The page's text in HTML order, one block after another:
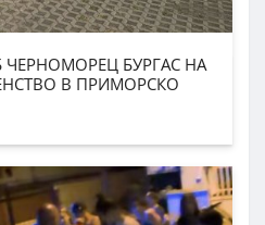
ЧЕРНОМОРЕЦ БУРГАС НА
В ПРИМОРСКО